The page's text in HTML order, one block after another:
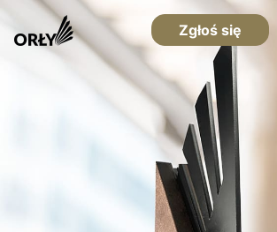
Zgłoś się